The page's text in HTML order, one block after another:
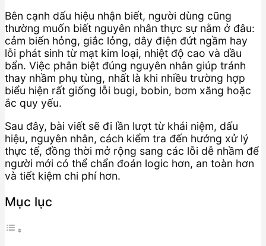
Bên cạnh dấu hiệu nhận biết, người dùng cũng
thường muốn biết nguyên nhân thực sự nằm ở đâu:
cảm biến hỏng, giắc lỏng, dây điện đứt ngầm hay
lỗi phát sinh từ mạt kim loại, nhiệt độ cao và dầu
bẩn. Việc phân biệt đúng nguyên nhân giúp tránh
thay nhầm phụ tùng, nhất là khi nhiều trường hợp
biểu hiện rất giống lỗi bugi, bobin, bơm xăng hoặc
ắc quy yếu.
Sau đây, bài viết sẽ đi lần lượt từ khái niệm, dấu
hiệu, nguyên nhân, cách kiểm tra đến hướng xử lý
thực tế, đồng thời mở rộng sang các lỗi dễ nhầm để
người mới có thể chẩn đoán logic hơn, an toàn hơn
và tiết kiệm chi phí hơn.
Mục lục